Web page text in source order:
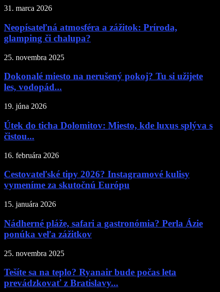
31. marca 2026
Neopísateľná atmosféra a zážitok: Príroda,
glamping či chalupa?
25. novembra 2025
Dokonalé miesto na nerušený pokoj? Tu si užijete
les, vodopád...
19. júna 2026
Útek do ticha Dolomitov: Miesto, kde luxus splýva s
čistou...
16. februára 2026
Cestovateľské tipy 2026? Instagramové kulisy
vymeníme za skutočnú Európu
15. januára 2026
Nádherné pláže, safari a gastronómia? Perla Ázie
ponúka veľa zážitkov
25. novembra 2025
Tešíte sa na teplo? Ryanair bude počas leta
prevádzkovať z Bratislavy...